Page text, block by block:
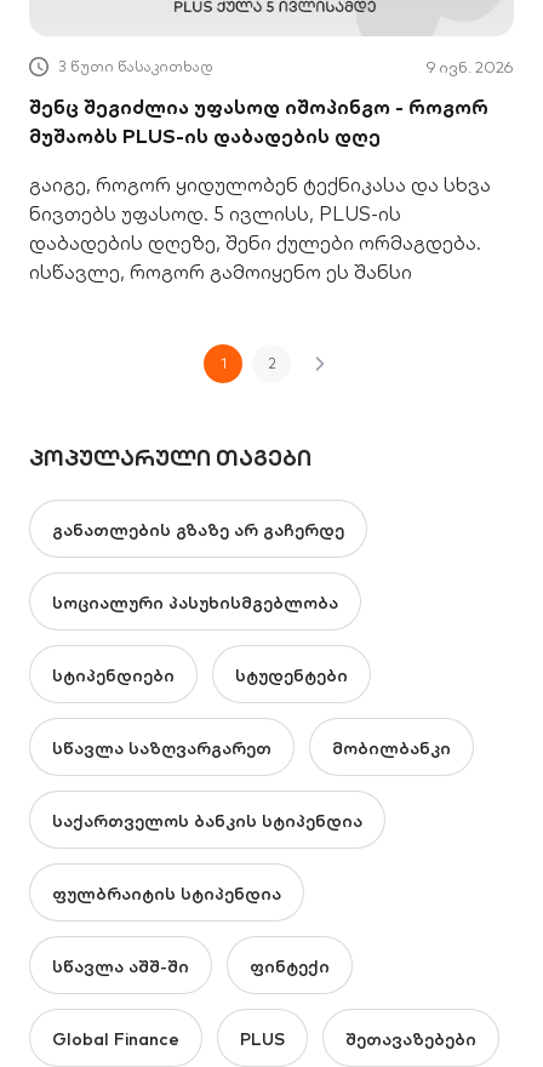
3 წუთი წასაკითხად 9 ივნ. 2026
შენც შეგიძლია უფასოდ იშოპინგო - როგორ
მუშაობს PLUS-ის დაბადების დღე
გაიგე, როგორ ყიდულობენ ტექნიკასა და სხვა
ნივთებს უფასოდ. 5 ივლისს, PLUS-ის
დაბადების დღეზე, შენი ქულები ორმაგდება.
ისწავლე, როგორ გამოიყენო ეს შანსი
1 2
ᲞᲝᲞᲣᲚᲐᲠᲣᲚᲘ ᲗᲐᲒᲔᲑᲘ
განათლების გზაზე არ გაჩერდე
სოციალური პასუხისმგებლობა
სტიპენდიები სტუდენტები
სწავლა საზღვარგარეთ მობილბანკი
საქართველოს ბანკის სტიპენდია
ფულბრაიტის სტიპენდია
სწავლა აშშ-ში ფინტექი
Global Finance PLUS შეთავაზებები